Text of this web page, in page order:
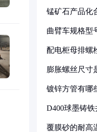
锰矿石产品化
曲臂车规格型
配电柜母排螺
膨胀螺丝尺寸
镀锌方管有哪
D400球墨铸
覆膜砂的耐高